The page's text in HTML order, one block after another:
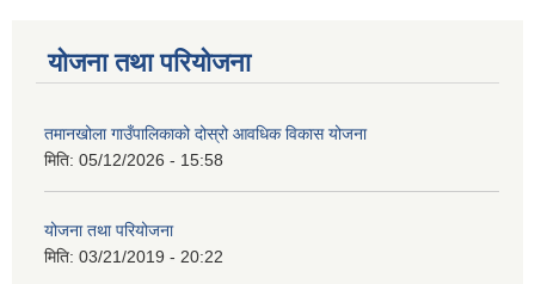
योजना तथा परियोजना
तमानखोला गाउँपालिकाको दोस्रो आवधिक विकास योजना
मिति: 05/12/2026 - 15:58
योजना तथा परियोजना
मिति: 03/21/2019 - 20:22